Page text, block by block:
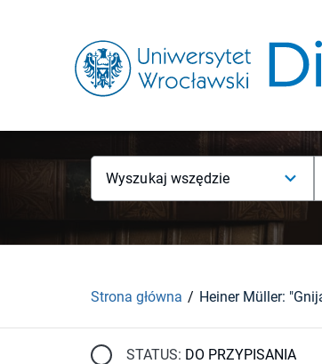
Wyszukaj wszędzie
Strona główna
STATUS: DO PRZYPISANIA